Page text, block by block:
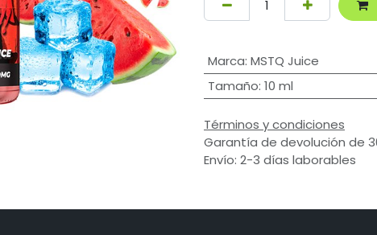
Marca: MSTQ Juice
Tamaño: 10 ml
Términos y condiciones
Garantía de devolución de
Envío: 2-3 días laborables